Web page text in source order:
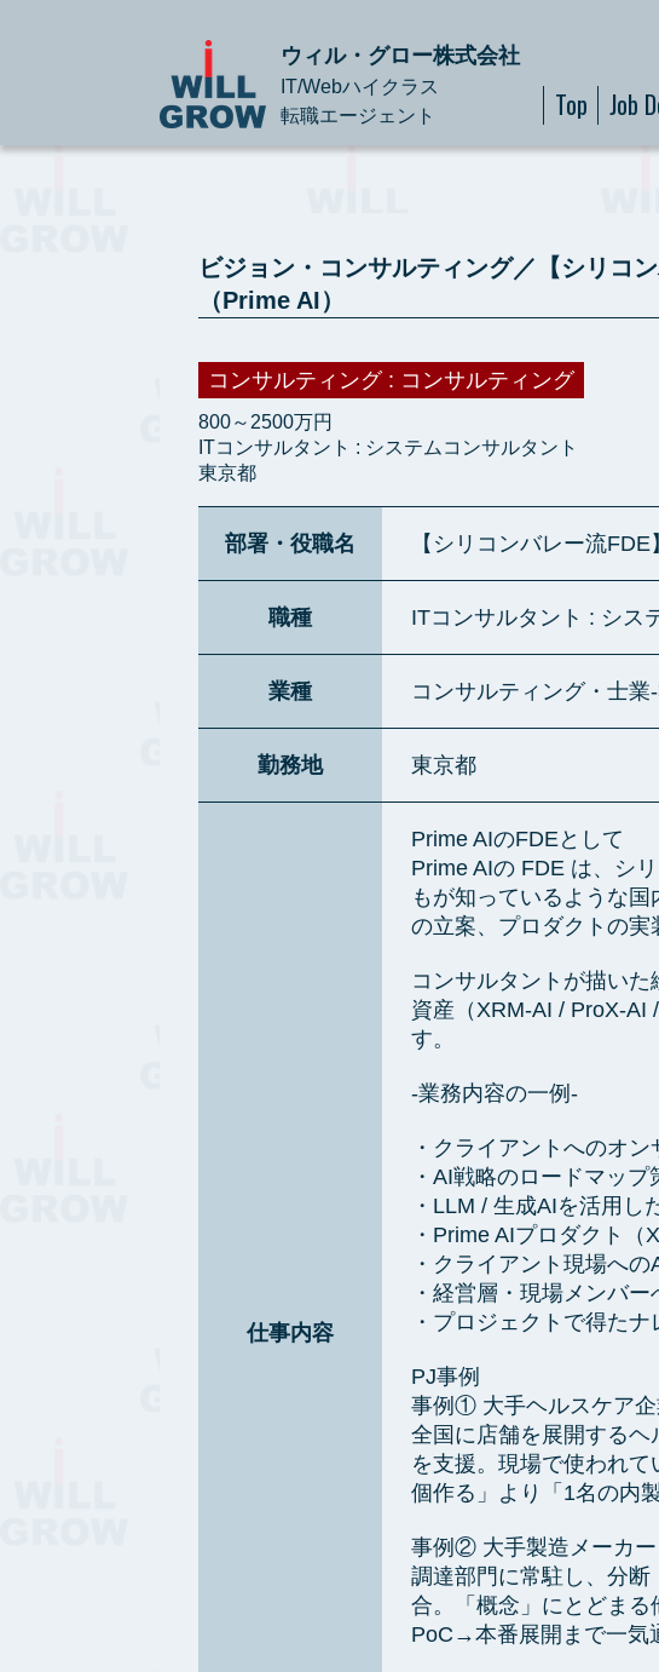
ウィル・グロー株式会社
IT/Webハイクラス
転職エージェント
Top Job
ビジョン・コンサルティング／【シリコ
（Prime AI）
コンサルティング : コンサルティング
800～2500万円
ITコンサルタント : システムコンサルタント
東京都
部署・役職名 【シリコンバレー流
職種 ITコンサルタント : シス
業種 コンサルティング・士
勤務地 東京都
仕事内容
Prime AIのFDEとして
Prime AIの FDE は、シ
もが知っているような
の立案、プロダクトの実
コンサルタントが描い
資産（XRM-AI / ProX-AI
す。
-業務内容の一例-
・クライアントへのオ
・AI戦略のロードマッ
・LLM / 生成AIを活用
・Prime AIプロダクト
・クライアント現場へ
・経営層・現場メンバ
・プロジェクトで得た
PJ事例
事例① 大手ヘルスケア
全国に店舗を展開する
を支援。現場で使われ
個作る」より「1名の内
事例② 大手製造メーカ
調達部門に常駐し、分
合。「概念」にとどまる
PoC→本番展開まで一気